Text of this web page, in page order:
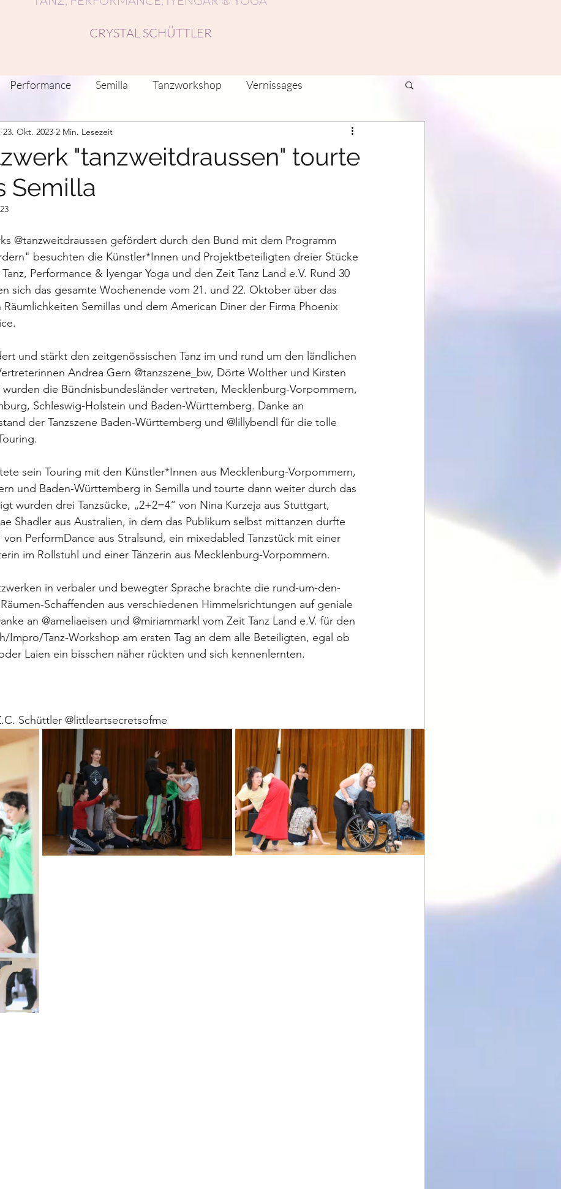
Performance Semilla Tanzworkshop Vernissages
Reflektionen/Beiträge Yoga
Tanz-Residenzen
"tanzweitdraussen" tourte
Semilla
23. Okt. 2023 2 Min. Lesezeit
@tanzweitdraussen gefördert durch den Bund mit dem Programm
besuchten die Künstler*Innen und Projektbeteiligten dreier Stücke
Performance & Iyengar Yoga und den Zeit Tanz Land e.V. Rund 30
sich das gesamte Wochenende vom 21. und 22. Oktober über das
Semillas und dem American Diner der Firma Phoenix
und stärkt den zeitgenössischen Tanz im und rund um den ländlichen
Andrea Gern @tanzszene_bw, Dörte Wolther und Kirsten
wurden die Bündnisbundesländer vertreten, Mecklenburg-Vorpommern,
Schleswig-Holstein und Baden-Württemberg. Danke an
der Tanzszene Baden-Württemberg und @lillybendl für die tolle
sein Touring mit den Künstler*Innen aus Mecklenburg-Vorpommern,
und Baden-Württemberg in Semilla und tourte dann weiter durch das
wurden drei Tanzsücke, „2+2=4“ von Nina Kurzeja aus Stuttgart,
Shadler aus Australien, in dem das Publikum selbst mittanzen durfte
PerformDance aus Stralsund, ein mixedabled Tanzstück mit einer
im Rollstuhl und einer Tänzerin aus Mecklenburg-Vorpommern.
in verbaler und bewegter Sprache brachte die rund-um-den-
Schaffenden aus verschiedenen Himmelsrichtungen auf geniale
an @ameliaeisen und @miriammarkl vom Zeit Tanz Land e.V. für den
Impro/Tanz-Workshop am ersten Tag an dem alle Beteiligten, egal ob
Laien ein bisschen näher rückten und sich kennenlernten.
Schüttler @littleartsecretsofme
CRYSTAL SCHÜTTLER